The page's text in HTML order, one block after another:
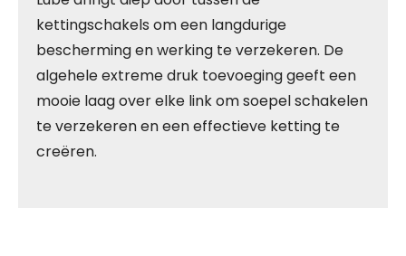
kettingschakels om een langdurige
bescherming en werking te verzekeren. De
algehele extreme druk toevoeging geeft een
mooie laag over elke link om soepel schakelen
te verzekeren en een effectieve ketting te
creëren.